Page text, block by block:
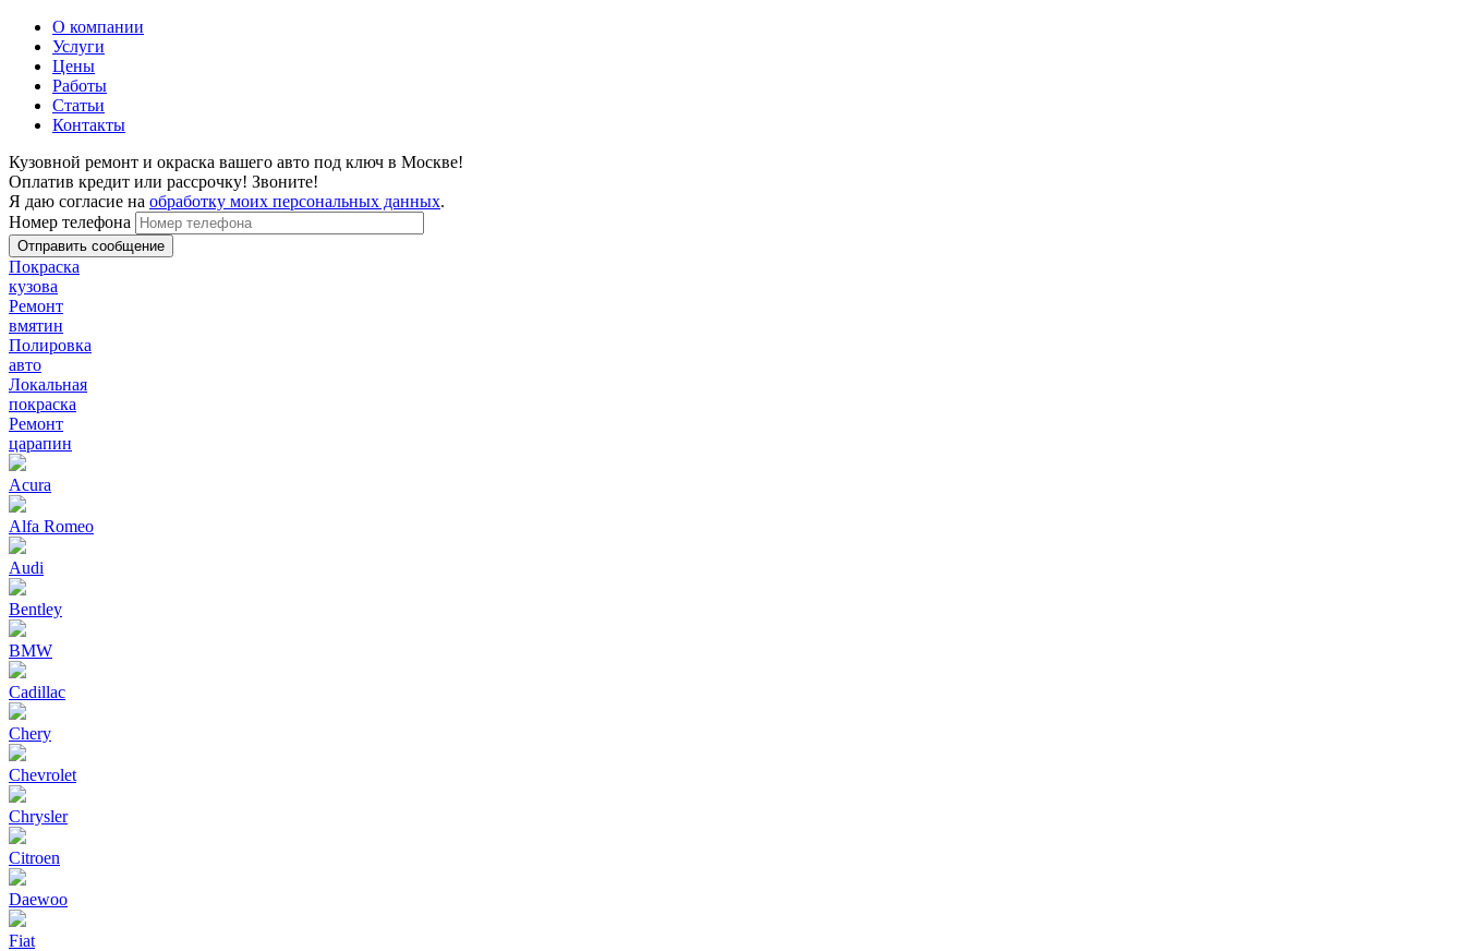
О компании
Услуги
Цены
Работы
Статьи
Контакты
Кузовной ремонт и окраска вашего авто под ключ в Москве!
Оплатив кредит или рассрочку! Звоните!
Я даю согласие на обработку моих персональных данных.
Номер телефона
Покраска
кузова
Ремонт
вмятин
Полировка
авто
Локальная
покраска
Ремонт
царапин
Acura
Alfa Romeo
Audi
Bentley
BMW
Cadillac
Chery
Chevrolet
Chrysler
Citroen
Daewoo
Fiat